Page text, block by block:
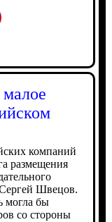
компаний
размещения
Швецов.
могла бы
со стороны